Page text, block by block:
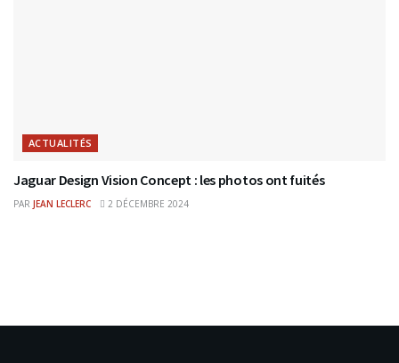
ACTUALITÉS
Jaguar Design Vision Concept : les photos ont fuités
PAR JEAN LECLERC 2 DÉCEMBRE 2024